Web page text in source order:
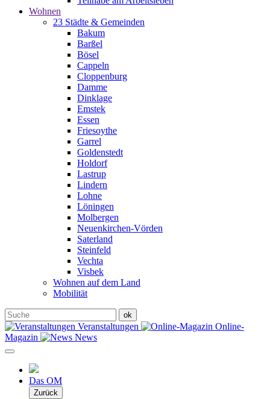
Wohnen
23 Städte & Gemeinden
Bakum
Barßel
Bösel
Cappeln
Cloppenburg
Damme
Dinklage
Emstek
Essen
Friesoythe
Garrel
Goldenstedt
Holdorf
Lastrup
Lindern
Lohne
Löningen
Molbergen
Neuenkirchen-Vörden
Saterland
Steinfeld
Vechta
Visbek
Wohnen auf dem Land
Mobilität
Veranstaltungen
Online-
Magazin
News
Das OM
Zurück